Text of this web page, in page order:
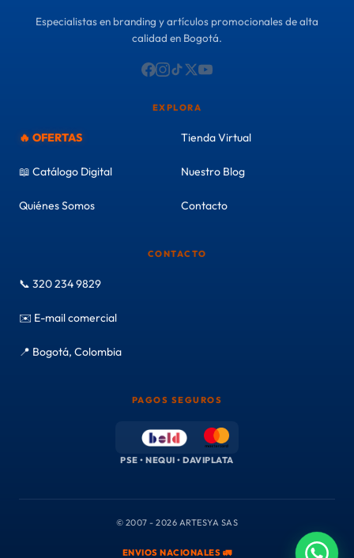
Especialistas en branding y artículos promocionales de alta
calidad en Bogotá.
EXPLORA
🔥 OFERTAS Tienda Virtual
📖 Catálogo Digital Nuestro Blog
Quiénes Somos Contacto
CONTACTO
📞 320 234 9829
✉️ E-mail comercial
📍 Bogotá, Colombia
PAGOS SEGUROS
PSE • NEQUI • DAVIPLATA
© 2007 - 2026 ARTESYA SAS
ENVIOS NACIONALES 🚛